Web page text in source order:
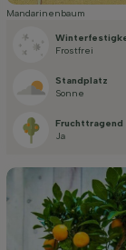
Mandarinenbaum
Frostfrei
Standplatz
Sonne
Fruchttragend
Ja